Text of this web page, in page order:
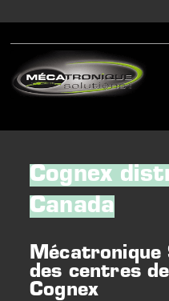
Cognex
Canada
Mécatronique
des centres
Cognex